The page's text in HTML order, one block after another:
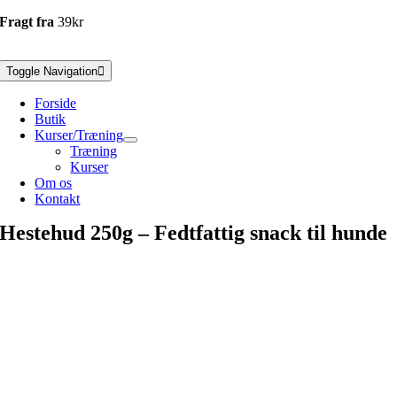
Fragt fra39kr
Toggle Navigation
Forside
Butik
Kurser/Træning
Træning
Kurser
Om os
Kontakt
Hestehud 250g – Fedtfattig snack til hunde